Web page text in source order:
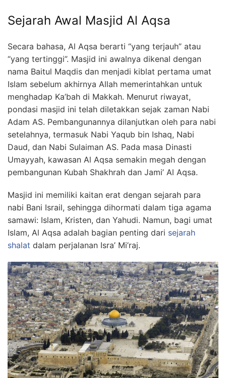
Sejarah Awal Masjid Al Aqsa
Secara bahasa, Al Aqsa berarti “yang terjauh” atau
“yang tertinggi”. Masjid ini awalnya dikenal dengan
nama Baitul Maqdis dan menjadi kiblat pertama umat
Islam sebelum akhirnya Allah memerintahkan untuk
menghadap Ka’bah di Makkah. Menurut riwayat,
pondasi masjid ini telah diletakkan sejak zaman Nabi
Adam AS. Pembangunannya dilanjutkan oleh para nabi
setelahnya, termasuk Nabi Yaqub bin Ishaq, Nabi
Daud, dan Nabi Sulaiman AS. Pada masa Dinasti
Umayyah, kawasan Al Aqsa semakin megah dengan
pembangunan Kubah Shakhrah dan Jami’ Al Aqsa.
Masjid ini memiliki kaitan erat dengan sejarah para
nabi Bani Israil, sehingga dihormati dalam tiga agama
samawi: Islam, Kristen, dan Yahudi. Namun, bagi umat
Islam, Al Aqsa adalah bagian penting dari sejarah
shalat dalam perjalanan Isra’ Mi’raj.